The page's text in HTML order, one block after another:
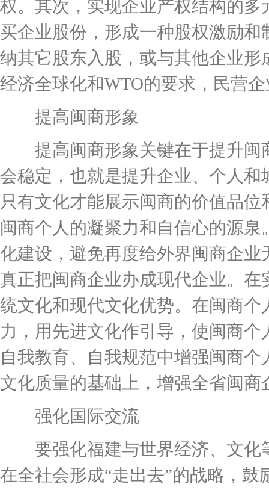
权。其次，实现企业产权结构的
买企业股份，形成一种股权激励
纳其它股东入股，或与其他企业
经济全球化和WTO的要求，民营
提高闽商形象
提高闽商形象关键在于提升闽
会稳定，也就是提升企业、个人
只有文化才能展示闽商的价值品
闽商个人的凝聚力和自信心的源
化建设，避免再度给外界闽商企
真正把闽商企业办成现代企业。
统文化和现代文化优势。在闽商
力，用先进文化作引导，使闽商
自我教育、自我规范中增强闽商
文化质量的基础上，增强全省闽商
强化国际交流
要强化福建与世界经济、文化
在全社会形成“走出去”的战略，